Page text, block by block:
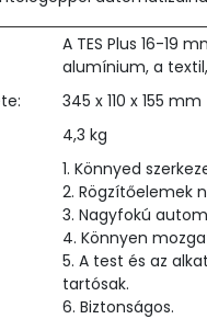
A TES Plus 16-19
alumínium, a
345 x 110 x 155 mm
4,3 kg
1. Könnyed
2. Rögzítőelemek
3. Nagyfokú
4. Könnyen
5. A test és az
tartósak.
6. Biztonságos.